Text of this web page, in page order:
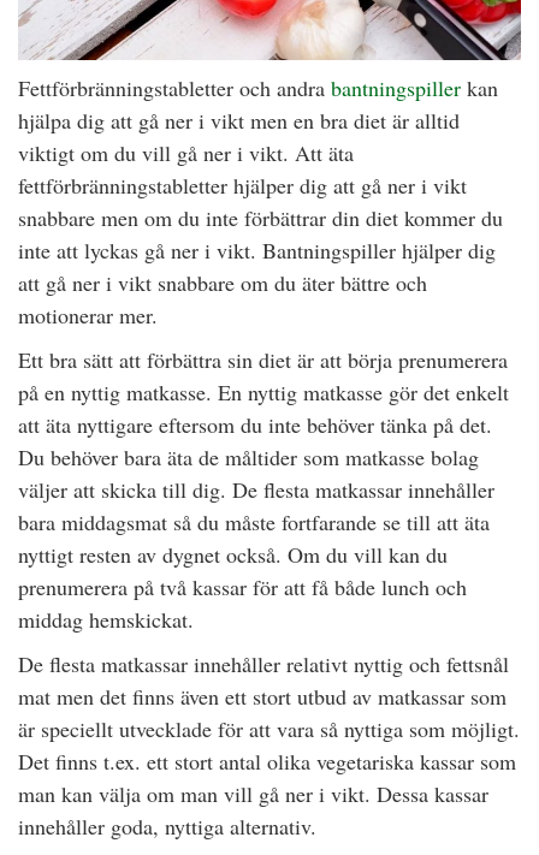
Fettförbränningstabletter och andra bantningspiller kan
hjälpa dig att gå ner i vikt men en bra diet är alltid
viktigt om du vill gå ner i vikt. Att äta
fettförbränningstabletter hjälper dig att gå ner i vikt
snabbare men om du inte förbättrar din diet kommer du
inte att lyckas gå ner i vikt. Bantningspiller hjälper dig
att gå ner i vikt snabbare om du äter bättre och
motionerar mer.
Ett bra sätt att förbättra sin diet är att börja prenumerera
på en nyttig matkasse. En nyttig matkasse gör det enkelt
att äta nyttigare eftersom du inte behöver tänka på det.
Du behöver bara äta de måltider som matkasse bolag
väljer att skicka till dig. De flesta matkassar innehåller
bara middagsmat så du måste fortfarande se till att äta
nyttigt resten av dygnet också. Om du vill kan du
prenumerera på två kassar för att få både lunch och
middag hemskickat.
De flesta matkassar innehåller relativt nyttig och fettsnål
mat men det finns även ett stort utbud av matkassar som
är speciellt utvecklade för att vara så nyttiga som möjligt.
Det finns t.ex. ett stort antal olika vegetariska kassar som
man kan välja om man vill gå ner i vikt. Dessa kassar
innehåller goda, nyttiga alternativ.